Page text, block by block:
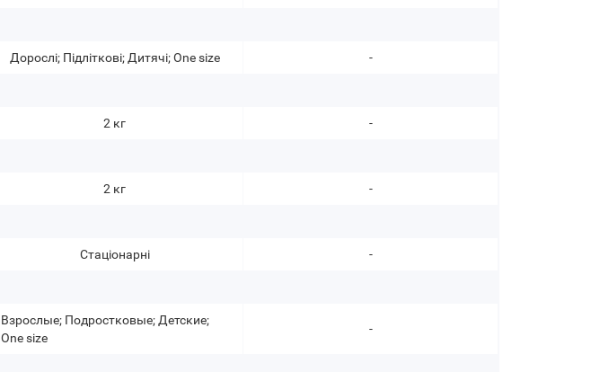
Дорослі; Підліткові; Дитячі; One size
2 кг
2 кг
Стаціонарні
Взрослые; Подростковые; Детские;
One size
-
-
-
-
-